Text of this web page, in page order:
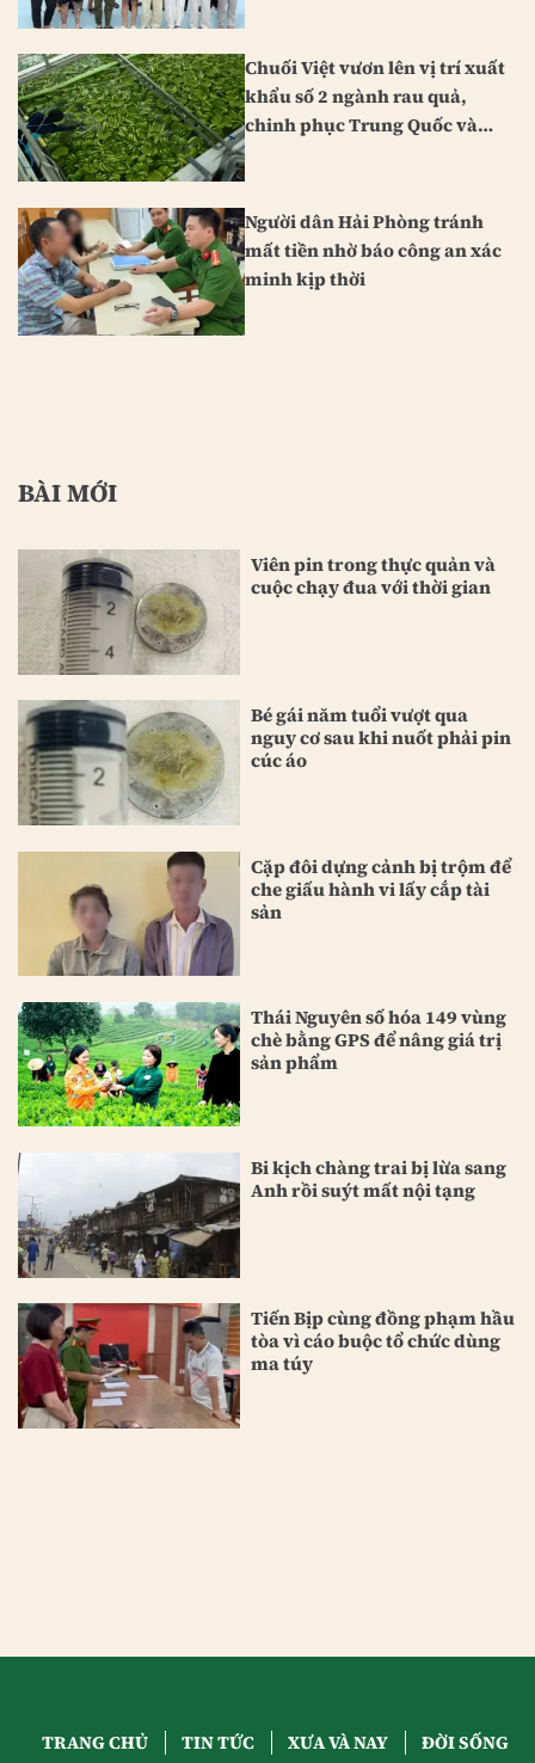
Chuối Việt vươn lên vị trí xuất
khẩu số 2 ngành rau quả,
chinh phục Trung Quốc và
Người dân Hải Phòng tránh
mất tiền nhờ báo công an xác
minh kịp thời
BÀI MỚI
Viên pin trong thực quản và
cuộc chạy đua với thời gian
Bé gái năm tuổi vượt qua
nguy cơ sau khi nuốt phải pin
cúc áo
Cặp đôi dựng cảnh bị trộm để
che giấu hành vi lấy cắp tài
sản
Thái Nguyên số hóa 149 vùng
chè bằng GPS để nâng giá trị
sản phẩm
Bi kịch chàng trai bị lừa sang
Anh rồi suýt mất nội tạng
Tiến Bịp cùng đồng phạm hầu
tòa vì cáo buộc tổ chức dùng
ma túy
TRANG CHỦ TIN TỨC XƯA VÀ NAY ĐỜI SỐNG